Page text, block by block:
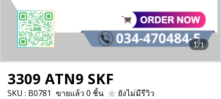
1/1
3309 ATN9 SKF
SKU : B0781 ขายแล้ว 0 ชิ้น
ยังไม่มีรีวิว